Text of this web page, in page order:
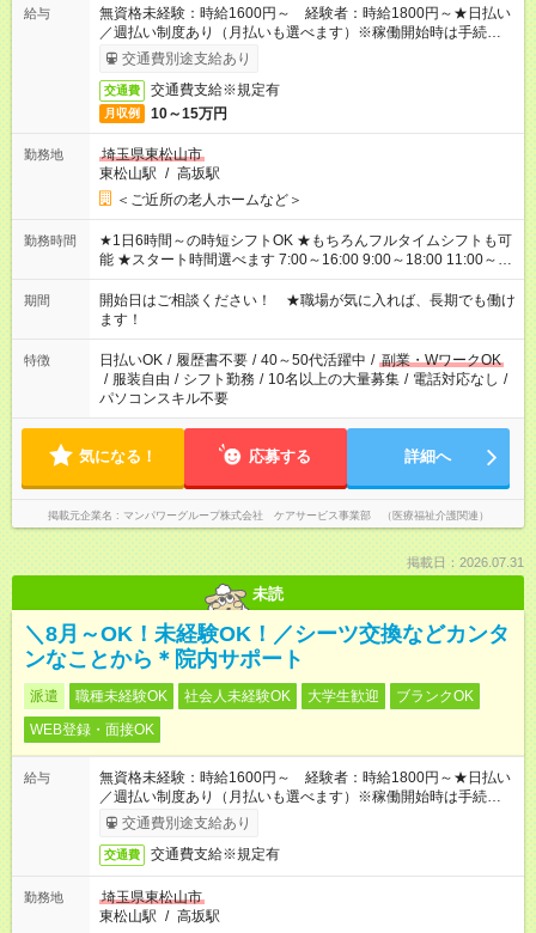
給与
無資格未経験：時給1600円～ 経験者：時給1800円～★日払い
／週払い制度あり（月払いも選べます）※稼働開始時は手続き完
了次第のお支払いとなります。
交通費別途支給あり
交通費 交通費支給※規定有
月収例 10～15万円
勤務地
埼玉県東松山市
東松山駅 / 高坂駅
＜ご近所の老人ホームなど＞
勤務時間
★1日6時間～の時短シフトOK ★もちろんフルタイムシフトも可
能 ★スタート時間選べます 7:00～16:00 9:00～18:00 11:00～
20:00 など 残業なし！ ※Wワークの場合、他のお仕事と合わせ
週40時間超の就業はご案内できません ※法令に基づき、週20時
間以上勤務は社会保険への加入対象となります ※労働者派遣法
（日雇い派遣の原則禁止）により、短時間・短期間の就業はご
案内が難しい場合があります
期間
開始日はご相談ください！ ★職場が気に入れば、長期でも働け
ます！
特徴 日払いOK / 履歴書不要 / 40～50代活躍中 / 副業・WワークOK
/ 服装自由 / シフト勤務 / 10名以上の大量募集 / 電話対応なし /
パソコンスキル不要
気になる！ 応募する 詳細へ
掲載元企業名 マンパワーグループ株式会社 ケアサービス事業部 （医療福祉介護関連）
掲載日：2026.07.31
未読
＼8月～OK！未経験OK！／シーツ交換などカンタ
ンなことから＊院内サポート
派遣 職種未経験OK 社会人未経験OK 大学生歓迎
ブランクOK
WEB登録・面接OK
給与
無資格未経験：時給1600円～ 経験者：時給1800円～★日払い
／週払い制度あり（月払いも選べます）※稼働開始時は手続き完
了次第のお支払いとなります。
交通費別途支給あり
交通費 交通費支給※規定有
勤務地
埼玉県東松山市
東松山駅 / 高坂駅